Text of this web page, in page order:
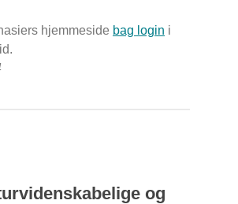
hjemmeside bag login i
og